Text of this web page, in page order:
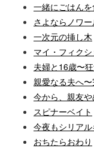
一緒にごはん
さよならノワ
一次元の挿し木
マイ・フィク
夫婦と16歳〜
親愛なる夫へ
今から、親友や
スピナーベイト
今夜もシリア
おちたらおわり